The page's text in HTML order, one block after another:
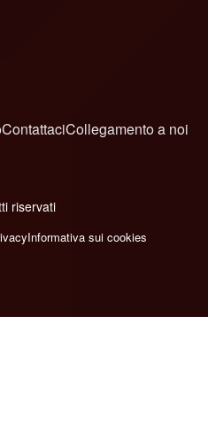
ContattaciCollegamento a noi
riservati
Informativa sui cookies